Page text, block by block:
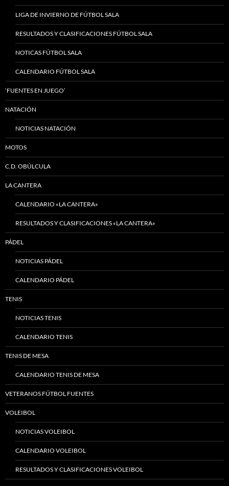
LIGA DE INVIERNO DE FÚTBOL SALA
RESULTADOS Y CLASIFICACIONES FÚTBOL SALA
NOTICAS FÚTBOL SALA
CALENDARIO FÚTBOL SALA
‘FUENTES EN JUEGO’
NATACIÓN
NOTICIAS NATACIÓN
MOTOS
C.D. OBÚLCULA
LA CANTERA
CALENDARIO «LA CANTERA»
RESULTADOS Y CLASIFICACIONES «LA CANTERA»
PÁDEL
NOTICIAS PÁDEL
CALENDARIO PÁDEL
TENIS
NOTICIAS TENIS
CALENDARIO TENIS
TENIS DE MESA
CALENDARIO TENIS DE MESA
VETERANOS FÚTBOL FUENTES
VOLEIBOL
NOTICIAS VOLEIBOL
CALENDARIO VOLEIBOL
RESULTADOS Y CLASIFICACIONES VOLEIBOL